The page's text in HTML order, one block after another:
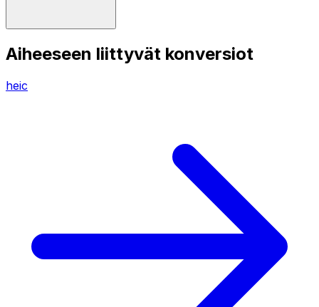
Aiheeseen liittyvät konversiot
heic